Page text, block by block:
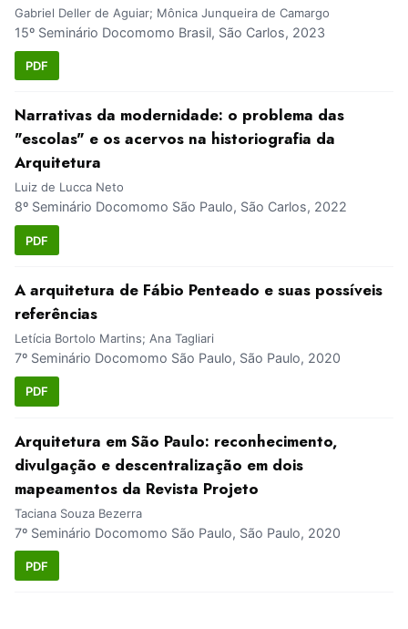
Gabriel Deller de Aguiar; Mônica Junqueira de Camargo
15º Seminário Docomomo Brasil, São Carlos, 2023
PDF
Narrativas da modernidade: o problema das
"escolas" e os acervos na historiografia da
Arquitetura
Luiz de Lucca Neto
8º Seminário Docomomo São Paulo, São Carlos, 2022
PDF
A arquitetura de Fábio Penteado e suas possíveis
referências
Letícia Bortolo Martins; Ana Tagliari
7º Seminário Docomomo São Paulo, São Paulo, 2020
PDF
Arquitetura em São Paulo: reconhecimento,
divulgação e descentralização em dois
mapeamentos da Revista Projeto
Taciana Souza Bezerra
7º Seminário Docomomo São Paulo, São Paulo, 2020
PDF